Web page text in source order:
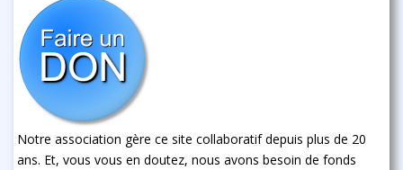
Notre association gère ce site collaboratif depuis plus de 20
ans. Et, vous vous en doutez, nous avons besoin de fonds